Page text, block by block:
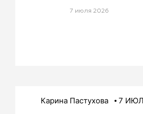
7 июля 2026
Карина Пастухова 7